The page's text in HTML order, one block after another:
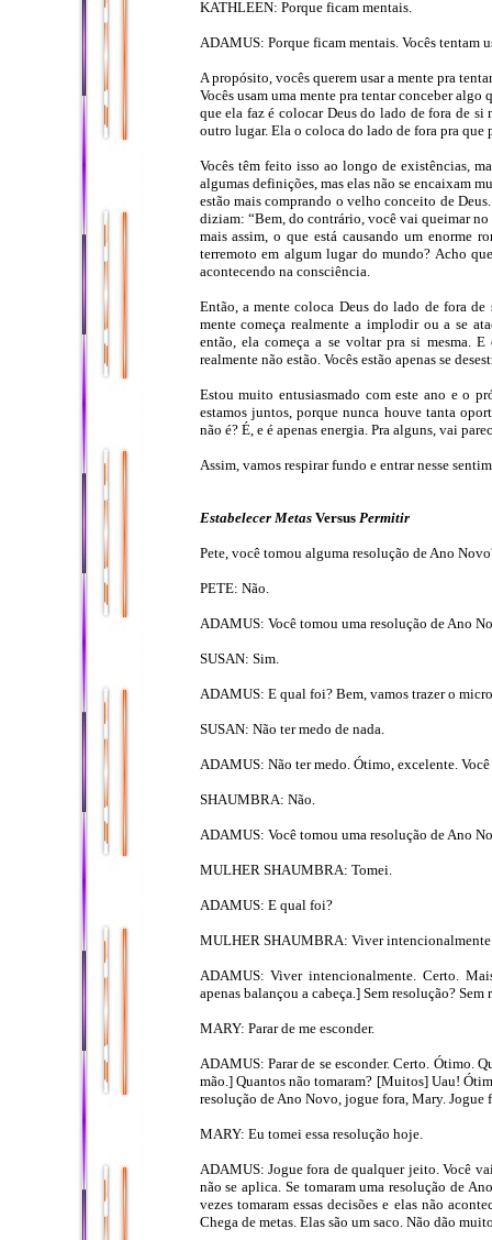
KATHLEEN: Porque ficam mentais.
ADAMUS: Porque ficam mentais. Vocês tentam
A propósito, vocês querem usar a mente pra
Vocês usam uma mente pra tentar conceber algo
que ela faz é colocar Deus do lado de fora de
outro lugar. Ela o coloca do lado de fora pra que
Vocês têm feito isso ao longo de existências,
algumas definições, mas elas não se encaixam
estão mais comprando o velho conceito de
diziam: “Bem, do contrário, você vai queimar no
mais assim, o que está causando um enorme
terremoto em algum lugar do mundo? Acho
acontecendo na consciência.
Então, a mente coloca Deus do lado de fora
mente começa realmente a implodir ou a se
então, ela começa a se voltar pra si mesma.
realmente não estão. Vocês estão apenas se
Estou muito entusiasmado com este ano e o
estamos juntos, porque nunca houve tanta
não é? É, e é apenas energia. Pra alguns, vai
Assim, vamos respirar fundo e entrar nesse
Estabelecer Metas VersusPermitir
Pete, você tomou alguma resolução de Ano
PETE: Não.
ADAMUS: Você tomou uma resolução de Ano
SUSAN: Sim.
ADAMUS: E qual foi? Bem, vamos trazer o
SUSAN: Não ter medo de nada.
ADAMUS: Não ter medo. Ótimo, excelente.
SHAUMBRA: Não.
ADAMUS: Você tomou uma resolução de Ano
MULHER SHAUMBRA: Tomei.
ADAMUS: E qual foi?
MULHER SHAUMBRA: Viver
ADAMUS: Viver intencionalmente. Certo.
apenas balançou a cabeça.] Sem resolução? Sem
MARY: Parar de me esconder.
ADAMUS: Parar de se esconder. Certo. Ótimo.
mão.] Quantos não tomaram? [Muitos] Uau!
resolução de Ano Novo, jogue fora, Mary.
MARY: Eu tomei essa resolução hoje.
ADAMUS: Jogue fora de qualquer jeito. Você
não se aplica. Se tomaram uma resolução de
vezes tomaram essas decisões e elas não
Chega de metas. Elas são um saco. Não dão